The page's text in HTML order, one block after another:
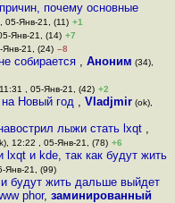
почему основные
05-Янв-21, (11) +1
Янв-21, (14) +7
21, (24) –8
собирается ,Аноним (34),
, 05-Янв-21, (42) +2
Новый год , Vladjmir(ok),
лыжи стать lxqt ,
12:22 , 05-Янв-21, (78) +6
lxqt и kde, так как будут жить
Янв-21, (99)
будут жить дальше выйдет
phor, заминированный